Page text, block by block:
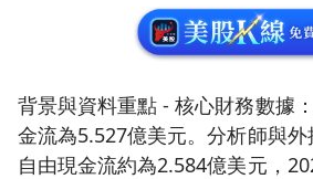
背景與資料重點 - 核心財務數據
金流為5.527億美元。分析師與
自由現金流約為2.584億美元，